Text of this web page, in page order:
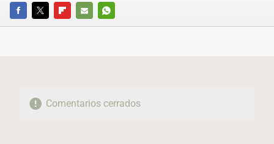
FACEBOOKTWITTERFLIPBOARD
E-
WHATSAPP
Comentarios cerrados